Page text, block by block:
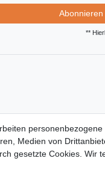
Abonnieren
**
Medien von
gesetzte Cookies. Wir